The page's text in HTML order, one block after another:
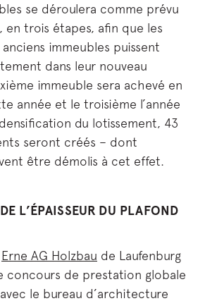
se déroulera comme prévu
en trois étapes, afin que les
immeubles puissent
dans leur nouveau
immeuble sera achevé en
année et le troisième l’année
du lotissement, 43
seront créés – dont
être démolis à cet effet.
L’ÉPAISSEUR DU PLAFOND
Erne AG Holzbau de Laufenburg
concours de prestation globale
le bureau d’architecture